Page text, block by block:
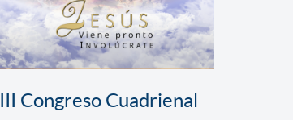
III Congreso Cuadrienal